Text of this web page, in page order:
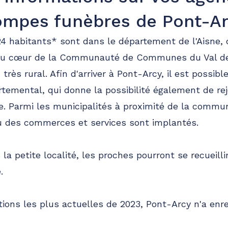
funèbres de Pont-
habitants* sont dans le département de l'Aisne,
cœur de la Communauté de Communes du Val
très rural. Afin d'arriver à Pont-Arcy, il est
qui donne la possibilité également de
Parmi les municipalités à proximité de la
des commerces et services sont implantés.
la petite localité, les proches pourront se
les plus actuelles de 2023, Pont-Arcy n'a